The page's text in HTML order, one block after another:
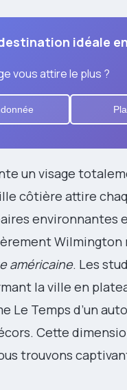
idéale
vous attire le plus ?
un visage
côtière attire
environnantes
Wilmington
américaine. Les
la ville en
Le Temps d’un
Cette
trouvons